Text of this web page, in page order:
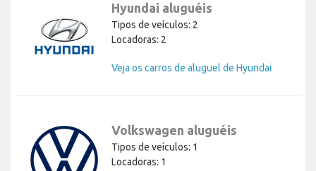
Hyundai aluguéis
Tipos de veículos: 2
Locadoras: 2
Veja os carros de aluguel de Hyundai
Volkswagen aluguéis
Tipos de veículos: 1
Locadoras: 1